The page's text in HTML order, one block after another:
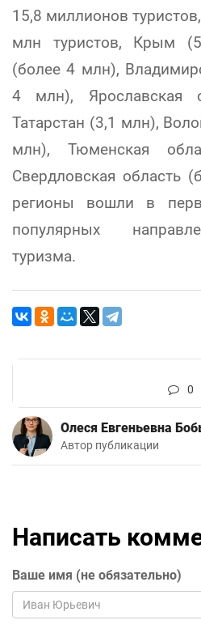
15,8 миллионов
млн туристов, Крым
(более 4 млн),
4 млн), Ярославская
Татарстан (3,1 млн),
млн), Тюменская
Свердловская область
регионы вошли в
популярных
туризма.
0
Олеся Евгеньевна
Автор публикации
Написать
Ваше имя (не обязательно)